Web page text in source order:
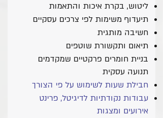
ליטוש, בקרת איכות והתאמות
תיעדוף משימות לפי צרכים עסקיים
חשיבה מותגית
תיאום ותקשורת שוטפים
בניית חומרים פרקטיים שמקדמים
תנועה עסקית
חבילת שעות לשימוש על פי הצורך
עבודות נקודתיות לדיגיטל, פרינט
אירועים ומצגות